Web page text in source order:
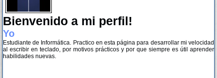
Bienvenido a mi perfil!
Yo
Estudiante de Informática. Practico en esta página para desarrollar mi velocidad
al escribir en teclado, por motivos prácticos y por que siempre es útil aprender
habilidades nuevas.